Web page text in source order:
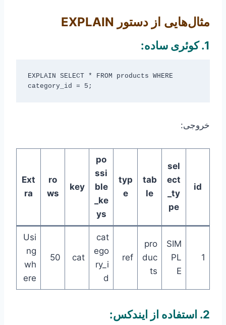
مثال‌هایی از دستور EXPLAIN
1. کوئری ساده:
EXPLAIN SELECT * FROM products WHERE
خروجی:
id
sel
ect
_ty
pe
tab
le
typ
e
po
ssi
ble
_ke
ys
key
ro
ws
Ext
ra
1
SIM
PL
E
pro
duc
ts
ref
cat
ego
ry_i
d
cat
50
Usi
ng
wh
ere
2. استفاده از ایندکس: